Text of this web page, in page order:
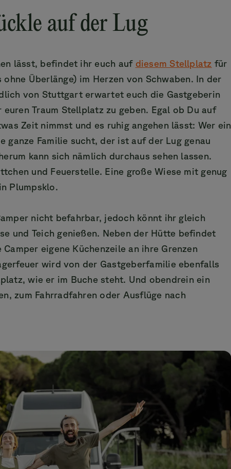
auf der Lug
lässt, befindet ihr euch auf diesem Stellplatz für
Überlänge) im Herzen von Schwaben. In der
von Stuttgart erwartet euch die Gastgeberin
Traum Stellplatz zu geben. Egal ob Du auf
Zeit nimmst und es ruhig angehen lässt: Wer ein
ganze Familie sucht, der ist auf der Lug genau
kann sich nämlich durchaus sehen lassen.
und Feuerstelle. Eine große Wiese mit genug
Plumpsklo.
nicht befahrbar, jedoch könnt ihr gleich
und Teich genießen. Neben der Hütte befindet
eigene Küchenzeile an ihre Grenzen
wird von der Gastgeberfamilie ebenfalls
wie er im Buche steht. Und obendrein ein
zum Fahrradfahren oder Ausflüge nach